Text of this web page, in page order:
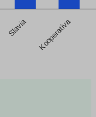
Slavia Kooperativa